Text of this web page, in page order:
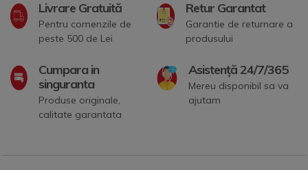
Livrare Gratuită
Pentru comenzile de
peste 500 de Lei
Retur Garantat
Garantie de returnare a
produsului
Cumpara in
singuranta
Produse originale,
calitate garantata
Asistență 24/7/365
Mereu disponibil sa va
ajutam